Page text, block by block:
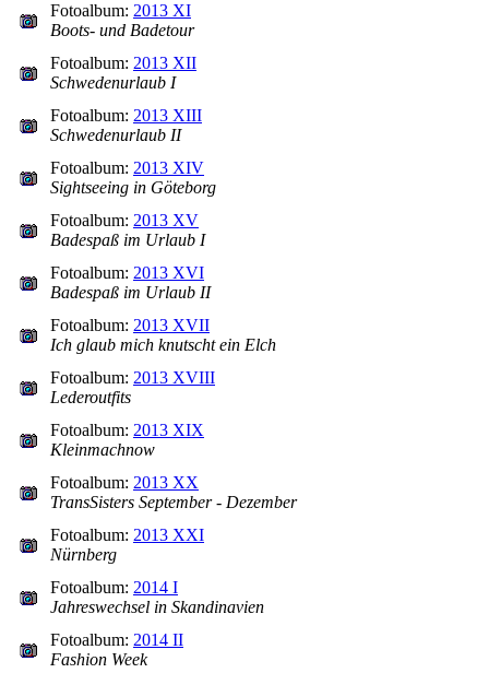
Fotoalbum: 2013 XI
Boots- und Badetour
Fotoalbum: 2013 XII
Schwedenurlaub I
Fotoalbum: 2013 XIII
Schwedenurlaub II
Fotoalbum: 2013 XIV
Sightseeing in Göteborg
Fotoalbum: 2013 XV
Badespaß im Urlaub I
Fotoalbum: 2013 XVI
Badespaß im Urlaub II
Fotoalbum: 2013 XVII
Ich glaub mich knutscht ein Elch
Fotoalbum: 2013 XVIII
Lederoutfits
Fotoalbum: 2013 XIX
Kleinmachnow
Fotoalbum: 2013 XX
TransSisters September - Dezember
Fotoalbum: 2013 XXI
Nürnberg
Fotoalbum: 2014 I
Jahreswechsel in Skandinavien
Fotoalbum: 2014 II
Fashion Week